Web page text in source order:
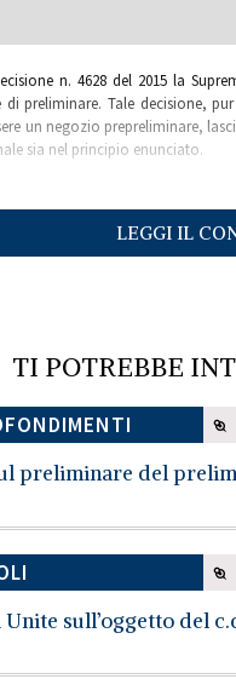
n. 4628 del 2015 la
di preliminare. Tale decisione,
un negozio prepreliminare,
sia nel principio enunciato.
LEGGI IL
TI POTREBBE
preliminare del
Unite sull’oggetto del